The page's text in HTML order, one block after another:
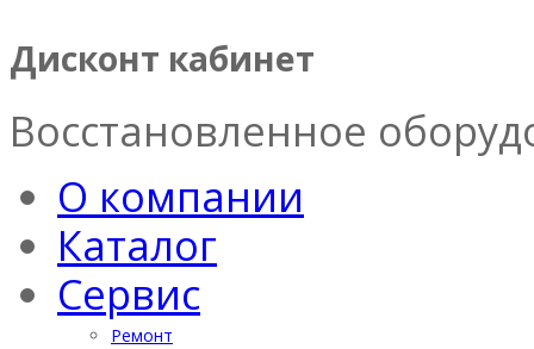
Дисконт кабинет
Восстановленное
О компании
Каталог
Сервис
Ремонт